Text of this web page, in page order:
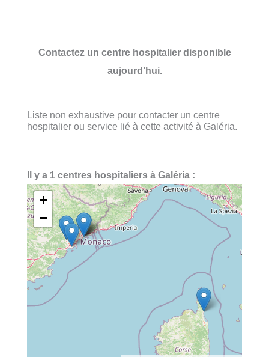
Contactez un centre hospitalier disponible
aujourd’hui.
Liste non exhaustive pour contacter un centre
hospitalier ou service lié à cette activité à Galéria.
Il y a 1 centres hospitaliers à Galéria :
+
−